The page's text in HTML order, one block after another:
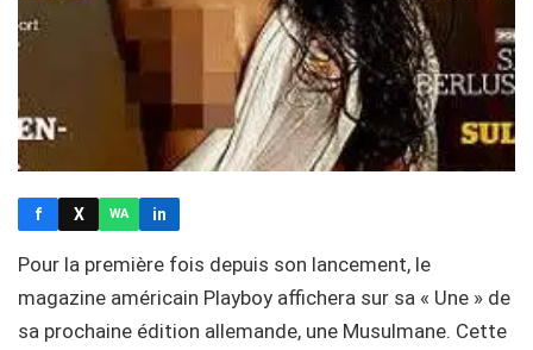
f X WA in
Pour la première fois depuis son lancement, le
magazine américain Playboy affichera sur sa « Une » de
sa prochaine édition allemande, une Musulmane. Cette